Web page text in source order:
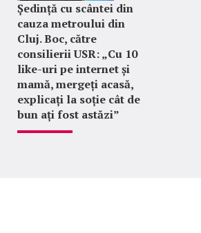
Ședință cu scântei din
cauza metroului din
Cluj. Boc, către
consilierii USR: „Cu 10
like-uri pe internet și
mamă, mergeți acasă,
explicați la soție cât de
bun ați fost astăzi”